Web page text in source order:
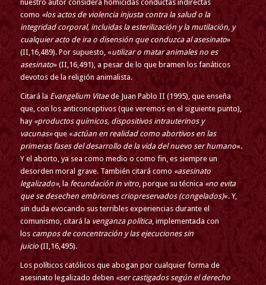
nuestro autor considera homicidas conductas indirectas
como «los actos de violencia injusta contra la salud o la
integridad corporal, incluidas la esterilización y la mutilación, y
cualquier acto de ira o disensión que conduzca al asesinato»
(II,16,489). Por supuesto, «utilizar o matar animales no es
asesinato» (II,16,491), a pesar de lo que bramen los fanáticos
devotos de la religión animalista.
Citará la Evangelium Vitaede Juan Pablo II (1995), que enseña
que, con los anticonceptivos (que veremos en el siguiente punto),
hay «productos químicos, dispositivos intrauterinos y
vacunas»que «actúan en realidad como abortivos en las
primeras fases del desarrollo de la vida del nuevo ser humano«.
Y el aborto, ya sea como medio o como fin, es siempre un
desorden moral grave. También citará como «asesinato
legalizado», la fecundación in vitro, porque su técnica «no evita
que se desechen embriones criopreservados (congelados)«. Y,
sin duda evocando sus terribles experiencias durante el
comunismo, citará la venganza política, implementada con
los campos de concentración y las ejecuciones sin
juicio(II,16,495).
Los políticos católicos que abogan por cualquier forma de
asesinato legalizado deben «ser castigados según el derecho